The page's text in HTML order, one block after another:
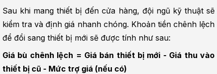
Sau khi mang thiết bị đến cửa hàng, đội ngũ kỹ thuật sẽ
kiểm tra và định giá nhanh chóng. Khoản tiền chênh lệch
để đổi sang thiết bị mới sẽ được tính như sau:
Giá bù chênh lệch = Giá bán thiết bị mới - Giá thu vào
thiết bị cũ - Mức trợ giá (nếu có)